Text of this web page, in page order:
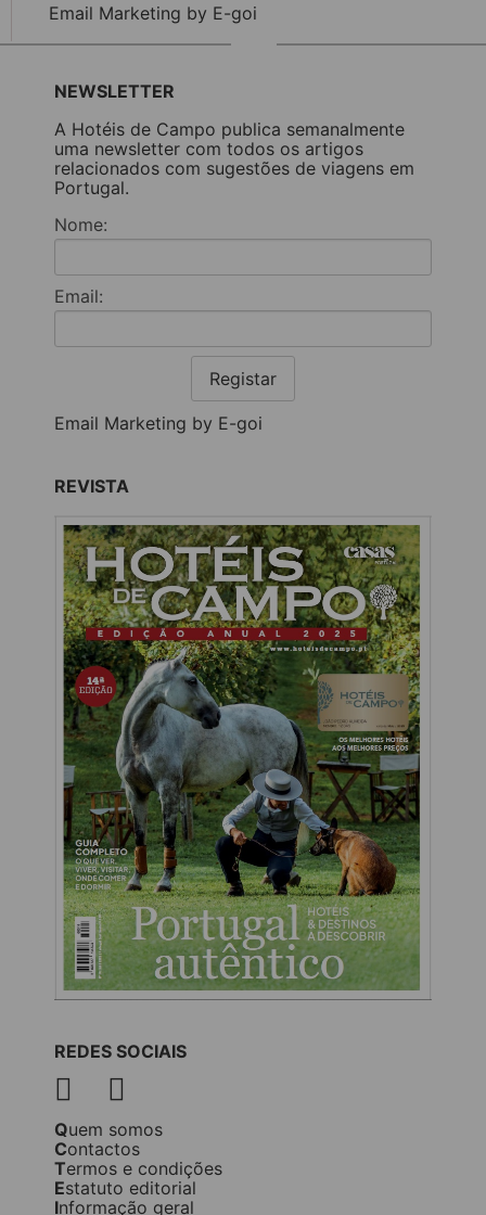
Email Marketing by E-goi
NEWSLETTER
A Hotéis de Campo publica semanalmente
uma newsletter com todos os artigos
relacionados com sugestões de viagens em
Portugal.
Nome:
Email:
Registar
Email Marketing by E-goi
REVISTA
REDES SOCIAIS
Quem somos
Contactos
Termos e condições
Estatuto editorial
Informação geral